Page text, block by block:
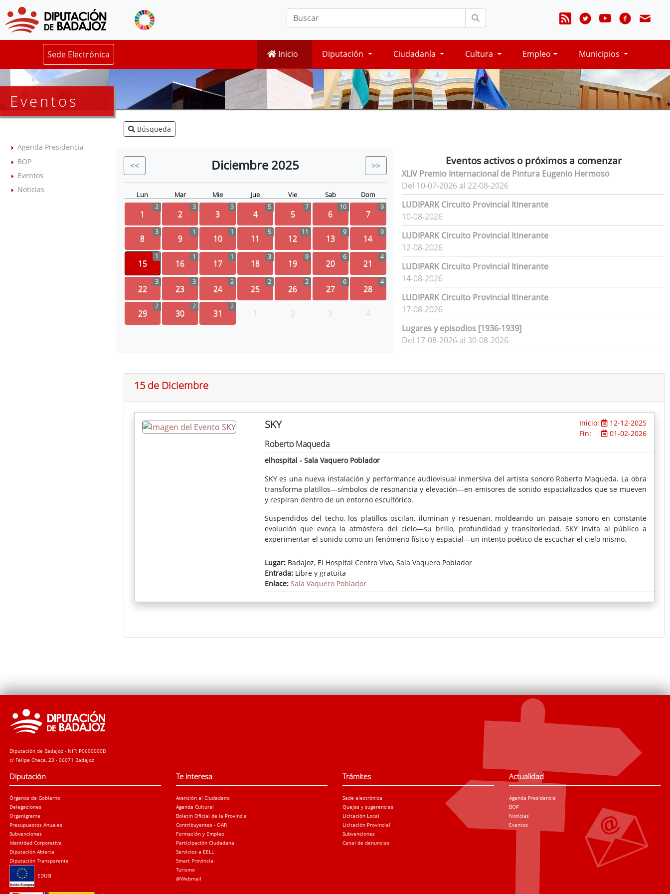
Sede Electrónica Inicio Diputación Ciudadanía Cultura Empleo Municipios
Eventos
Agenda Presidencia
BOP
Eventos
Noticias
Búsqueda
<< Diciembre 2025 >>
Lun Mar Mie Jue Vie Sab Dom
1
2
2
3
3
3
4
5
5
7
6
10
7
9
8
3
9
1
10
1
11
5
12
11
13
9
14
9
15
1
16
1
17
1
18
3
19
9
20
6
21
4
22
3
23
3
24
2
25
2
26
2
27
6
28
4
29
2
30
2
31
2
1 2 3 4
Eventos activos o próximos a comenzar
XLIV Premio Internacional de Pintura Eugenio Hermoso
Del 10-07-2026 al 22-08-2026
LUDIPARK Circuito Provincial Itinerante
10-08-2026
LUDIPARK Circuito Provincial Itinerante
12-08-2026
LUDIPARK Circuito Provincial Itinerante
14-08-2026
LUDIPARK Circuito Provincial Itinerante
17-08-2026
Lugares y episodios [1936-1939]
Del 17-08-2026 al 30-08-2026
15 de Diciembre
SKY Inicio:
12-12-2025
Fin:
01-02-2026
Roberto Maqueda
elhospital - Sala Vaquero Poblador
SKY es una nueva instalación y performance audiovisual inmersiva del artista sonoro Roberto Maqueda. La obra
transforma platillos—símbolos de resonancia y elevación—en emisores de sonido espacializados que se mueven
y respiran dentro de un entorno escultórico.
Suspendidos del techo, los platillos oscilan, iluminan y resuenan, moldeando un paisaje sonoro en constante
evolución que evoca la atmósfera del cielo—su brillo, profundidad y transitoriedad. SKY invita al público a
experimentar el sonido como un fenómeno físico y espacial—un intento poético de escuchar el cielo mismo.
Lugar:Badajoz, El Hospital Centro Vivo, Sala Vaquero Poblador
Entrada:Libre y gratuita
Enlace: Sala Vaquero Poblador
Diputación de Badajoz - NIF: P0600000D
c/ Felipe Checa, 23 - 06071 Badajoz
Diputación
Órganos de Gobierno
Delegaciones
Organigrama
Presupuestos Anuales
Subvenciones
Identidad Corporativa
Diputación Abierta
Diputación Transparente
EDUSI
Te interesa
Atención al Ciudadano
Agenda Cultural
Boletín Oficial de la Provincia
Contribuyentes - OAR
Formación y Empleo
Participación Ciudadana
Servicios a EELL
Smart Provincia
Turismo
@Webmail
Trámites
Sede electrónica
Quejas y sugerencias
Licitación Local
Licitación Provincial
Subvenciones
Canal de denuncias
Actualidad
Agenda Presidencia
BOP
Noticias
Eventos